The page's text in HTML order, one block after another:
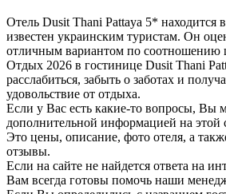
Отель Dusit Thani Pattaya 5* находится
известен украинским туристам. Он
отличным вариантом по соотношению
Отдых 2026 в гостинице Dusit Thani
расслабиться, забыть о заботах и
удовольствие от отдыха.
Если у Вас есть какие-то вопросы, Вы
дополнительной информацией на этой
Это цены, описание, фото отеля, а
отзывы.
Если на сайте не найдется ответа на
Вам всегда готовы помочь наши